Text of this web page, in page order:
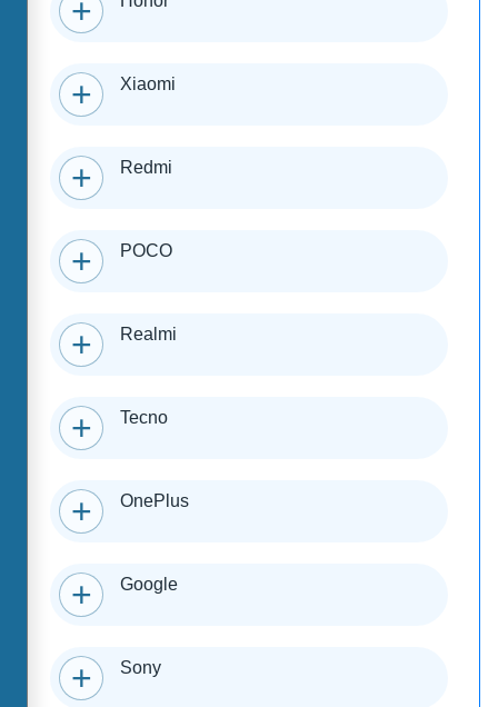
Xiaomi
Redmi
POCO
Realmi
Tecno
OnePlus
Google
Sony